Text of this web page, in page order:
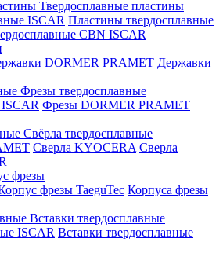
Твердосплавные пластины
ISCAR Пластины твердосплавные
CBN ISCAR
DORMER PRAMET Державки
Фрезы твердосплавные
ISCAR Фрезы DORMER PRAMET
Свёрла твердосплавные
Сверла KYOCERA Сверла
фрезы
фрезы TaeguTec Корпуса фрезы
Вставки твердосплавные
ISCAR Вставки твердосплавные